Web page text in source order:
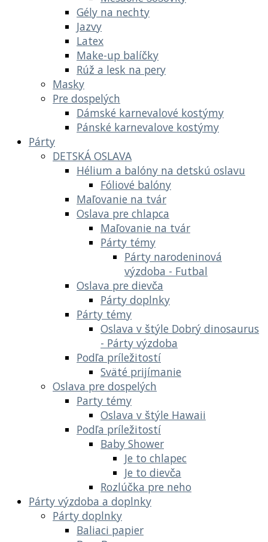
Gély na nechty
Jazvy
Latex
Make-up balíčky
Rúž a lesk na pery
Masky
Pre dospelých
Dámské karnevalové kostýmy
Pánské karnevalove kostýmy
Párty
DETSKÁ OSLAVA
Hélium a balóny na detskú oslavu
Fóliové balóny
Maľovanie na tvár
Oslava pre chlapca
Maľovanie na tvár
Párty témy
Párty narodeninová
výzdoba - Futbal
Oslava pre dievča
Párty doplnky
Párty témy
Oslava v štýle Dobrý dinosaurus
- Párty výzdoba
Podľa príležitostí
Sväté prijímanie
Oslava pre dospelých
Party témy
Oslava v štýle Hawaii
Podľa príležitostí
Baby Shower
Je to chlapec
Je to dievča
Rozlúčka pre neho
Párty výzdoba a doplnky
Párty doplnky
Baliaci papier